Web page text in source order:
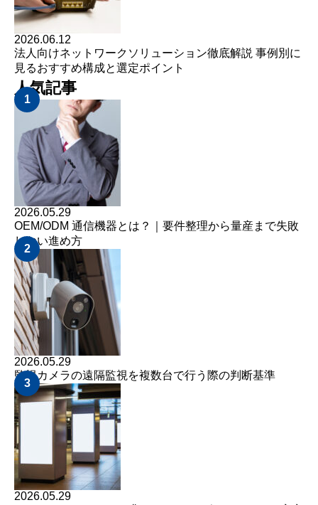
2026.06.12
法人向けネットワークソリューション徹底解説 事例別に
見るおすすめ構成と選定ポイント
人気記事
1
2026.05.29
OEM/ODM 通信機器とは？｜要件整理から量産まで失敗
しない進め方
2
2026.05.29
監視カメラの遠隔監視を複数台で行う際の判断基準
3
2026.05.29